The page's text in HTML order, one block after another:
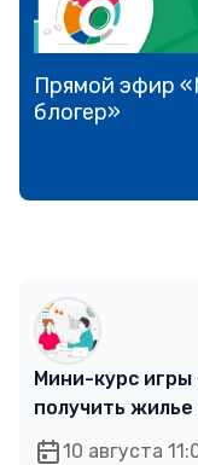
Прямой эфир
блогер»
Мини-курс
получить
10 августа